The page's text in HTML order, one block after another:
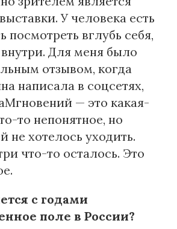
У человека есть
посмотреть вглубь себя,
Для меня было
отзывом, когда
написала в соцсетях,
— это какая-
то непонятное, но
не хотелось уходить.
что-то осталось. Это
с годами
поле в России?